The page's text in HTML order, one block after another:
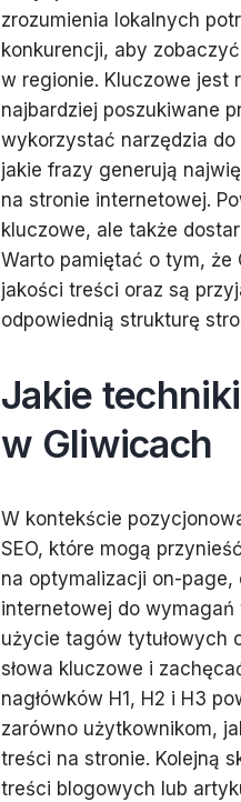
zrozumienia lokalnych
konkurencji, aby
w regionie. Kluczowe jest
najbardziej poszukiwane
wykorzystać narzędzia
jakie frazy generują
na stronie internetowej.
kluczowe, ale także
Warto pamiętać o tym, że
jakości treści oraz są
odpowiednią strukturę
Jakie
w Gliwicach
W kontekście
SEO, które mogą
na optymalizacji on-
internetowej do
użycie tagów tytułowych
słowa kluczowe i
nagłówków H1, H2 i H3
zarówno użytkownikom,
treści na stronie. Kolejną
treści blogowych lub